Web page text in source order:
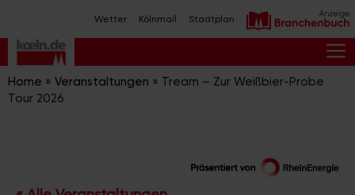
Inhalt
springen
Wetter Kölnmail Stadtplan
Home » Veranstaltungen » Tream – Zur Weißbier-Probe
Tour 2026